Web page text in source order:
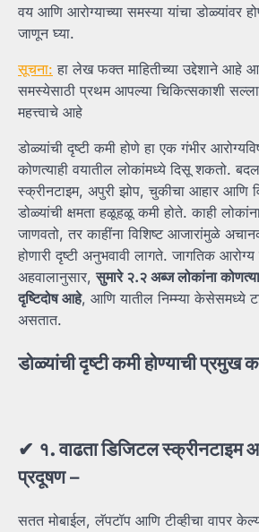
वय आणि आरोग्याच्या समस्या यांचा डोळ्यांवर
जाणून घ्या.
सूचना: हा लेख फक्त माहितीच्या उद्देशाने आहे
समस्येसाठी प्रथम आपल्या चिकित्सकाशी
महत्त्वाचे आहे
डोळ्यांची दृष्टी कमी होणे हा एक गंभीर
कोणत्याही वयातील लोकांमध्ये दिसू शकतो.
स्क्रीनटाइम, अपुरी झोप, चुकीचा आहार आणि
डोळ्यांची क्षमता हळूहळू कमी होते. काही
जाणवतो, तर काहींना विशिष्ट आजारांमुळे
होणारी दृष्टी अनुभवावी लागते. जागतिक
अहवालानुसार,सुमारे २.२ अब्जलोकांना
दृष्टिदोषआहे, आणि यातील निम्म्या केसेसमध्ये
असतात.
डोळ्यांचीदृष्टीकमीहोण्याचीप्रमुख
✔ १.वाढताडिजिटलस्क्रीनटाइम
प्रदूषण–
सतत मोबाईल, लॅपटॉप आणि टीव्हीचा वापर